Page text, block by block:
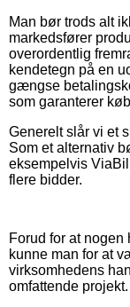
Man bør trods alt
markedsfører
overordentlig
kendetegn på en
gængse
som garanterer
Generelt slår vi et
Som et alternativ
eksempelvis
flere bidder.
Forud for at
kunne man for at
virksomhedens
omfattende projekt.